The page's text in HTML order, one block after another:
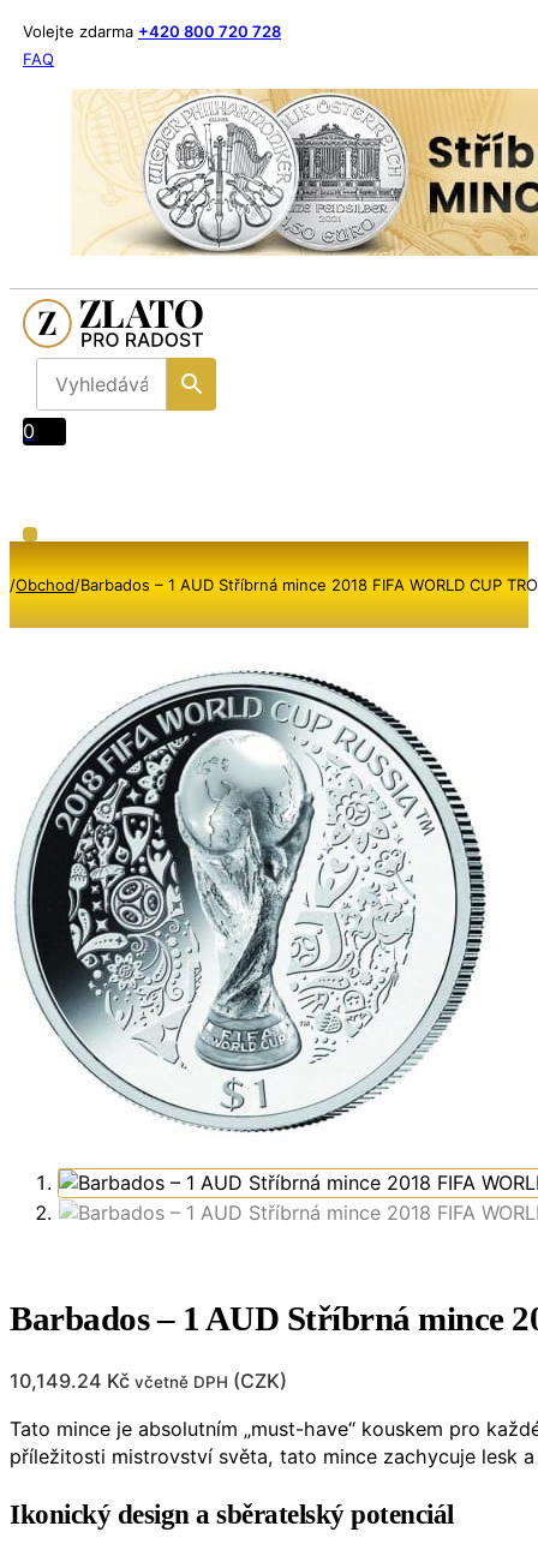
Volejte zdarma +420 800 720 728
FAQ
0
/Obchod/Barbados – 1 AUD Stříbrná mince 2018 FIFA WORLD CUP
Barbados – 1 AUD Stříbrná mince
10,149.24 Kč včetně DPH (CZK)
Tato mince je absolutním „must-have“ kouskem pro
příležitosti mistrovství světa, tato mince zachycuje lesk
Ikonický design a sběratelský potenciál